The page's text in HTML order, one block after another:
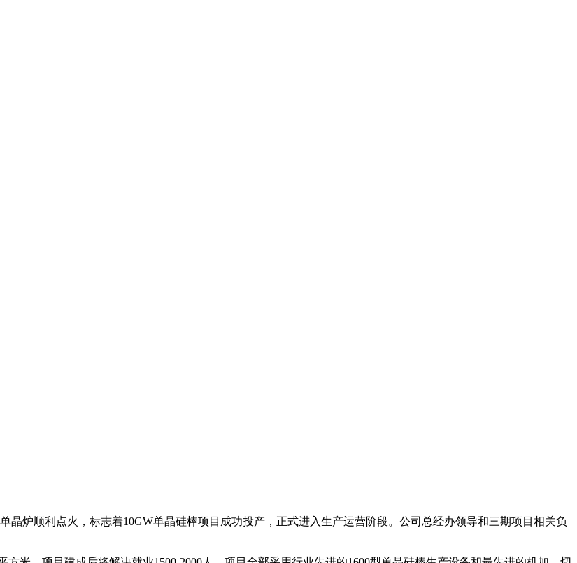
晶炉顺利点火，标志着10GW单晶硅棒项目成功投产，正式进入生产运营阶段。公司总经办领导和三期项目相关负